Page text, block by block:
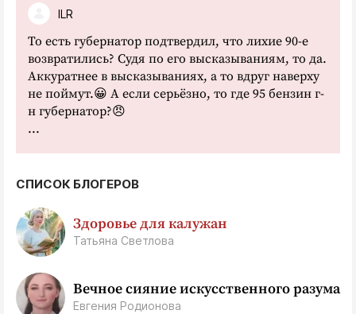
ILR
То есть губернатор подтвердил, что лихие 90-е
возвратились? Судя по его высказываниям, то да.
Аккуратнее в высказываниях, а то вдруг наверху
не поймут.😀 А если серьёзно, то где 95 бензин г-
н губернатор?😠
...
СПИСОК БЛОГЕРОВ
Здоровье для калужан
Татьяна Светлова
Вечное сияние искусственного разума
Евгения Родионова